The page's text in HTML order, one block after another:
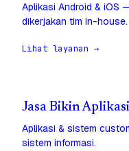
Aplikasi Android & iOS
dikerjakan tim in-house.
Lihat layanan →
Jasa Bikin
Aplikasi & sistem
sistem informasi.